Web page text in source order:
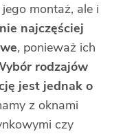
montaż, ale i
najczęściej
, ponieważ ich
rodzajów
jest jednak o
z oknami
czy